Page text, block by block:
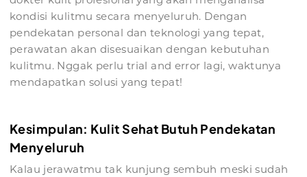
kondisi kulitmu secara menyeluruh. Dengan
pendekatan personal dan teknologi yang tepat,
perawatan akan disesuaikan dengan kebutuhan
kulitmu. Nggak perlu trial and error lagi, waktunya
mendapatkan solusi yang tepat!
Kesimpulan: Kulit Sehat Butuh Pendekatan
Menyeluruh
Kalau jerawatmu tak kunjung sembuh meski sudah